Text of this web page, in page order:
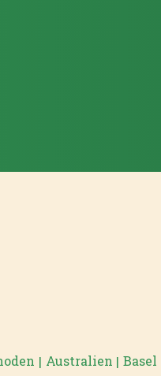
| Australien | Basel